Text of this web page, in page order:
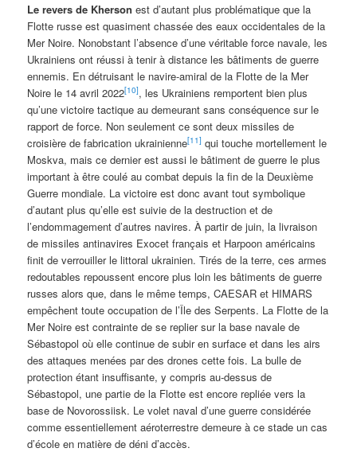
Le revers de Kherson est d’autant plus problématique que la
Flotte russe est quasiment chassée des eaux occidentales de la
Mer Noire. Nonobstant l’absence d’une véritable force navale, les
Ukrainiens ont réussi à tenir à distance les bâtiments de guerre
ennemis. En détruisant le navire-amiral de la Flotte de la Mer
Noire le 14 avril 2022[10], les Ukrainiens remportent bien plus
qu’une victoire tactique au demeurant sans conséquence sur le
rapport de force. Non seulement ce sont deux missiles de
croisière de fabrication ukrainienne[11] qui touche mortellement le
Moskva, mais ce dernier est aussi le bâtiment de guerre le plus
important à être coulé au combat depuis la fin de la Deuxième
Guerre mondiale. La victoire est donc avant tout symbolique
d’autant plus qu’elle est suivie de la destruction et de
l’endommagement d’autres navires. À partir de juin, la livraison
de missiles antinavires Exocet français et Harpoon américains
finit de verrouiller le littoral ukrainien. Tirés de la terre, ces armes
redoutables repoussent encore plus loin les bâtiments de guerre
russes alors que, dans le même temps, CAESAR et HIMARS
empêchent toute occupation de l’Île des Serpents. La Flotte de la
Mer Noire est contrainte de se replier sur la base navale de
Sébastopol où elle continue de subir en surface et dans les airs
des attaques menées par des drones cette fois. La bulle de
protection étant insuffisante, y compris au-dessus de
Sébastopol, une partie de la Flotte est encore repliée vers la
base de Novorossiisk. Le volet naval d’une guerre considérée
comme essentiellement aéroterrestre demeure à ce stade un cas
d’école en matière de déni d’accès.